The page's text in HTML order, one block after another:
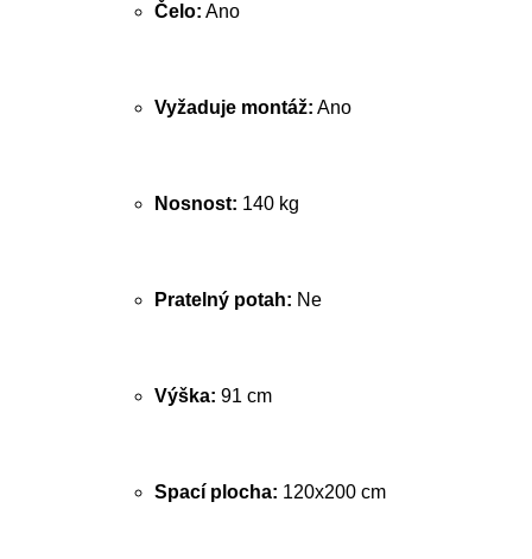
Čelo: Ano
Vyžaduje montáž: Ano
Nosnost: 140 kg
Pratelný potah: Ne
Výška: 91 cm
Spací plocha: 120x200 cm